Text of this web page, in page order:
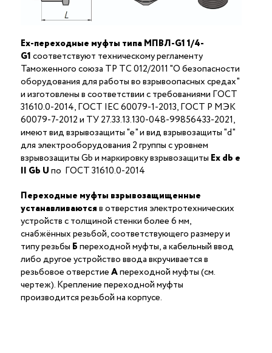
Ex-переходные муфты типа МПВЛ-G1 1/4-
G1соответствуют техническому регламенту
Таможенного союза ТР ТС 012/2011 "О безопасности
оборудования для работы во взрывоопасных средах"
и изготовлены в соответствии с требованиями ГОСТ
31610.0-2014, ГОСТ IEC 60079-1-2013, ГОСТ Р МЭК
60079-7-2012 и ТУ 27.33.13.130-048-99856433-2021,
имеют вид взрывозащиты "е" и вид взрывозащиты "d"
для электрооборудования 2 группы с уровнем
взрывозащиты Gb и маркировку взрывозащиты Ех db е
II Gb Uпо ГОСТ 31610.0-2014
Переходные муфты взрывозащищенные
устанавливаютсяв отверстия электротехнических
устройств с толщиной стенки более 6 мм,
снабжённых резьбой, соответствующего размеру и
типу резьбы Бпереходной муфты, а кабельный ввод
либо другое устройство ввода вкручивается в
резьбовое отверстиеАпереходной муфты (см.
чертеж). Крепление переходной муфты
производится резьбой на корпусе.